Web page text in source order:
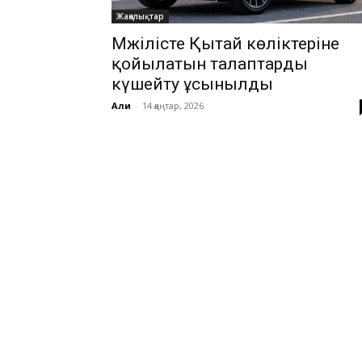
Жаңалықтар
Мәжілісте Қытай көліктеріне
қойылатын талаптарды
күшейту ұсынылды
Али - 14 қаңтар, 2026